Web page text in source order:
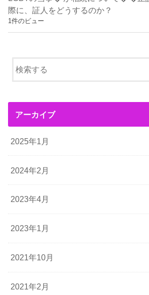
際に、証人をどうするのか？
1件のビュー
アーカイブ
2025年1月
2024年2月
2023年4月
2023年1月
2021年10月
2021年2月